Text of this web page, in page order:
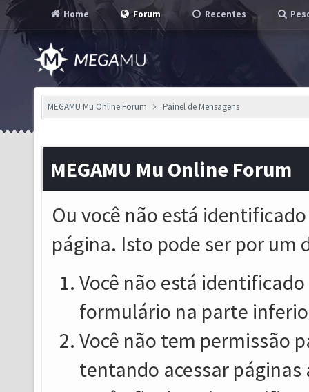
Home Forum Recentes
MEGAMU Mu Online Forum Painel de Mensagens
MEGAMU Mu Online Forum
Ou você não está
página. Isto pode ser por um
Você não está
formulário na parte
Você não tem permissão
tentando acessar